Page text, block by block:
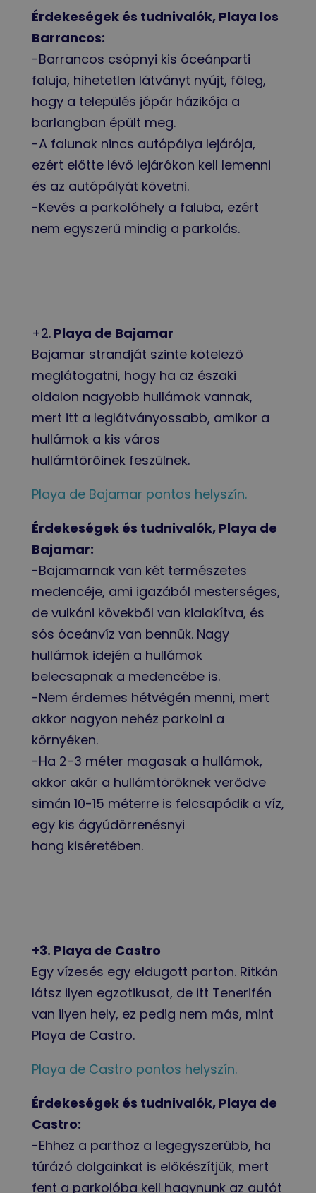
Érdekeségek és tudnivalók, Playa los
Barrancos:
-Barrancos csöpnyi kis óceánparti
faluja, hihetetlen látványt nyújt, főleg,
hogy a település jópár házikója a
barlangban épült meg.
-A falunak nincs autópálya lejárója,
ezért előtte lévő lejárókon kell lemenni
és az autópályát követni.
-Kevés a parkolóhely a faluba, ezért
nem egyszerű mindig a parkolás.
+2.Playa de Bajamar
Bajamar strandját szinte kötelező
meglátogatni, hogy ha az északi
oldalon nagyobb hullámok vannak,
mert itt a leglátványossabb, amikor a
hullámok a kis város
hullámtörőinek feszülnek.
Playa de Bajamar pontos helyszín.
Érdekeségek és tudnivalók, Playa de
Bajamar:
-Bajamarnak van két természetes
medencéje, ami igazából mesterséges,
de vulkáni kövekből van kialakítva, és
sós óceánvíz van bennük. Nagy
hullámok idején a hullámok
belecsapnak a medencébe is.
-Nem érdemes hétvégén menni, mert
akkor nagyon nehéz parkolni a
környéken.
-Ha 2-3 méter magasak a hullámok,
akkor akár a hullámtöröknek verődve
simán 10-15 méterre is felcsapódik a víz,
egy kis ágyúdörrenésnyi
hang kiséretében.
+3. Playa de Castro
Egy vízesés egy eldugott parton. Ritkán
látsz ilyen egzotikusat, de itt Tenerifén
van ilyen hely, ez pedig nem más, mint
Playa de Castro.
Playa de Castro pontos helyszín.
Érdekeségek és tudnivalók, Playa de
Castro:
-Ehhez a parthoz a legegyszerűbb, ha
túrázó dolgainkat is előkészítjük, mert
fent a parkolóba kell hagynunk az autót